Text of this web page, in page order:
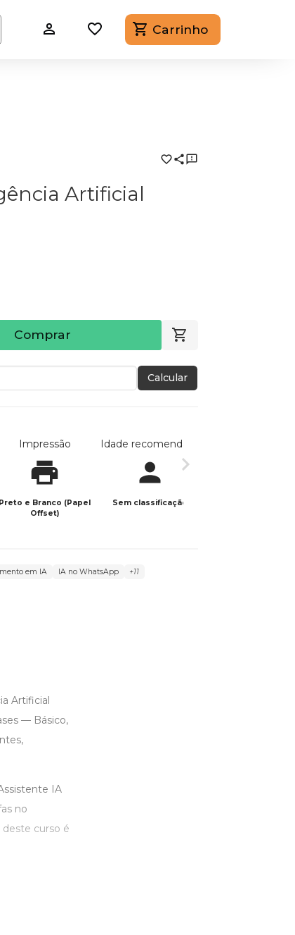
Carrinho
Artificial
Comprar
Calcular
Impressão
Preto e Branco (Papel
Offset)
Idade recomendada
Sem classificação
em IA IA no WhatsApp +11
Artificial
— Básico,
IA
no
curso é